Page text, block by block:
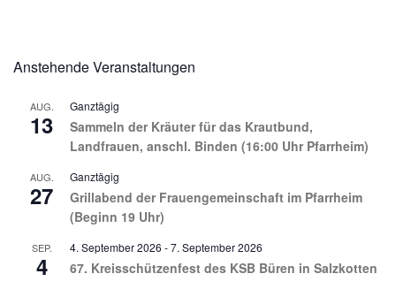
Anstehende Veranstaltungen
AUG.
13
Ganztägig
Sammeln der Kräuter für das Krautbund,
Landfrauen, anschl. Binden (16:00 Uhr Pfarrheim)
AUG.
27
Ganztägig
Grillabend der Frauengemeinschaft im Pfarrheim
(Beginn 19 Uhr)
SEP.
4
4. September 2026 -7. September 2026
67. Kreisschützenfest des KSB Büren in Salzkotten